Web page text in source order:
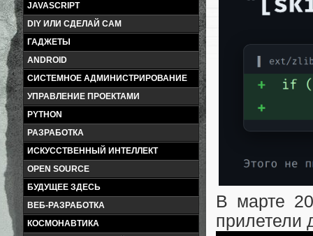
JAVASCRIPT
DIY ИЛИ СДЕЛАЙ САМ
ГАДЖЕТЫ
ANDROID
СИСТЕМНОЕ АДМИНИСТРИРОВАНИЕ
УПРАВЛЕНИЕ ПРОЕКТАМИ
PYTHON
РАЗРАБОТКА
ИСКУССТВЕННЫЙ ИНТЕЛЛЕКТ
OPEN SOURCE
БУДУЩЕЕ ЗДЕСЬ
ВЕБ-РАЗРАБОТКА
КОСМОНАВТИКА
В марте
прилетели